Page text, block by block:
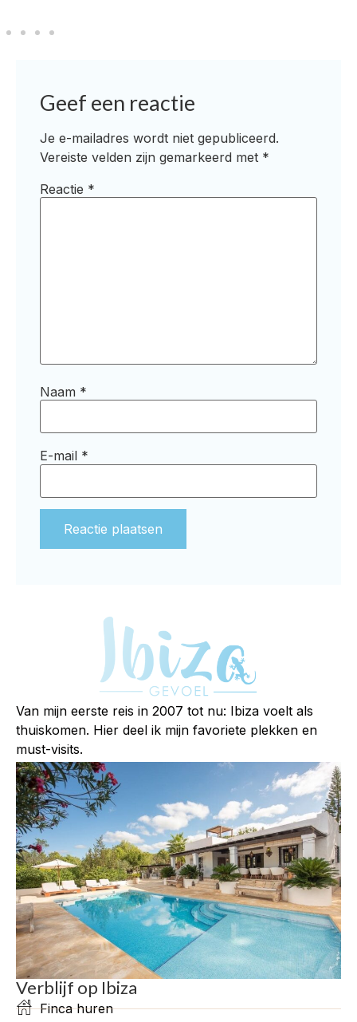
Geef een reactie
Je e-mailadres wordt niet gepubliceerd.
Vereiste velden zijn gemarkeerd met *
Reactie *
Naam *
E-mail *
Van mijn eerste reis in 2007 tot nu: Ibiza voelt als
thuiskomen. Hier deel ik mijn favoriete plekken en
must-visits.
Verblijf op Ibiza
Finca huren